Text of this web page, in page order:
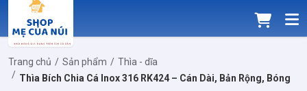
Trang chủ Sản phẩm
Thìa - dĩa
Thìa Bích Chia Cá Inox 316 RK424 – Cán Dài, Bản Rộng, Bóng